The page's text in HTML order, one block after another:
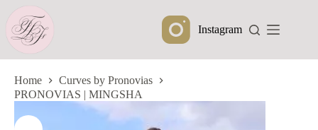
naar
inhoud
Instagram
Home
Curves by Pronovias
PRONOVIAS | MINGSHA